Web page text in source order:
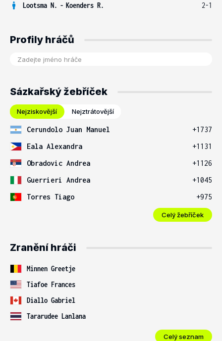
Lootsma N. - Koenders R. 2-1
Profily hráčů
Sázkařský žebříček
Nejziskovější Nejztrátovější
Cerundolo Juan Manuel
+1737
Eala Alexandra
+1131
Obradovic Andrea
+1126
Guerrieri Andrea
+1045
Torres Tiago
+975
Celý žebříček
Zranění hráči
Minnen Greetje
Tiafoe Frances
Diallo Gabriel
Tararudee Lanlana
Celý seznam